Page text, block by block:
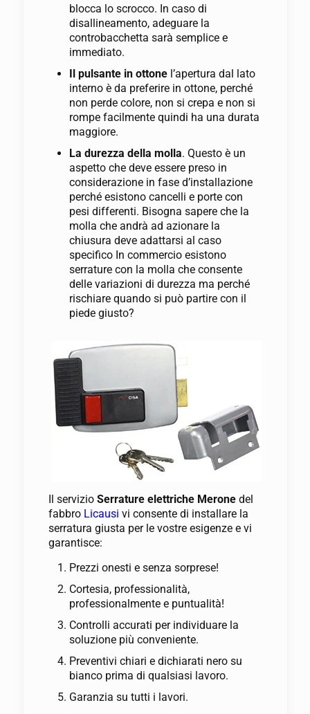
blocca lo scrocco. In caso di
disallineamento, adeguare la
controbacchetta sarà semplice e
immediato.
Il pulsante in ottonel’apertura dal lato
interno è da preferire in ottone, perché
non perde colore, non si crepa e non si
rompe facilmente quindi ha una durata
maggiore.
La durezza della molla. Questo è un
aspetto che deve essere preso in
considerazione in fase d’installazione
perché esistono cancelli e porte con
pesi differenti. Bisogna sapere che la
molla che andrà ad azionare la
chiusura deve adattarsi al caso
specifico In commercio esistono
serrature con la molla che consente
delle variazioni di durezza ma perché
rischiare quando si può partire con il
piede giusto?
Il servizio Serrature elettriche Merone del
fabbro Licausi vi consente di installare la
serratura giusta per le vostre esigenze e vi
garantisce:
Prezzi onesti e senza sorprese!
Cortesia, professionalità,
professionalmente e puntualità!
Controlli accurati per individuare la
soluzione più conveniente.
Preventivi chiari e dichiarati nero su
bianco prima di qualsiasi lavoro.
Garanzia su tutti i lavori.